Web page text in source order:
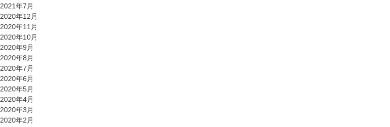
2021年7月
2020年12月
2020年11月
2020年10月
2020年9月
2020年8月
2020年7月
2020年6月
2020年5月
2020年4月
2020年3月
2020年2月